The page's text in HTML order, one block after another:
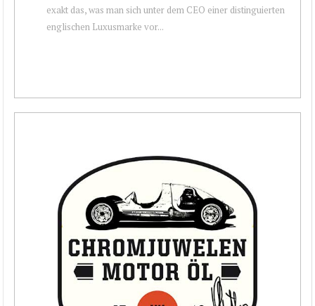
exakt das, was man sich unter dem CEO einer distinguierten
englischen Luxusmarke vor...